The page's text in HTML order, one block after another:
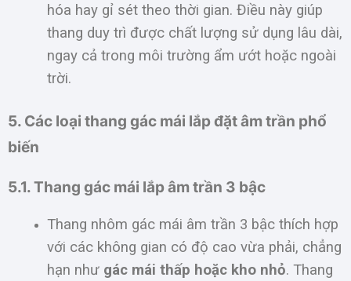
hóa hay gỉ sét theo thời gian. Điều này giúp
thang duy trì được chất lượng sử dụng lâu dài,
ngay cả trong môi trường ẩm ướt hoặc ngoài
trời.
5. Các loại thang gác mái lắp đặt âm trần phổ
biến
5.1. Thang gác mái lắp âm trần 3 bậc
Thang nhôm gác mái âm trần 3 bậc thích hợp
với các không gian có độ cao vừa phải, chẳng
hạn như gác mái thấp hoặc kho nhỏ. Thang